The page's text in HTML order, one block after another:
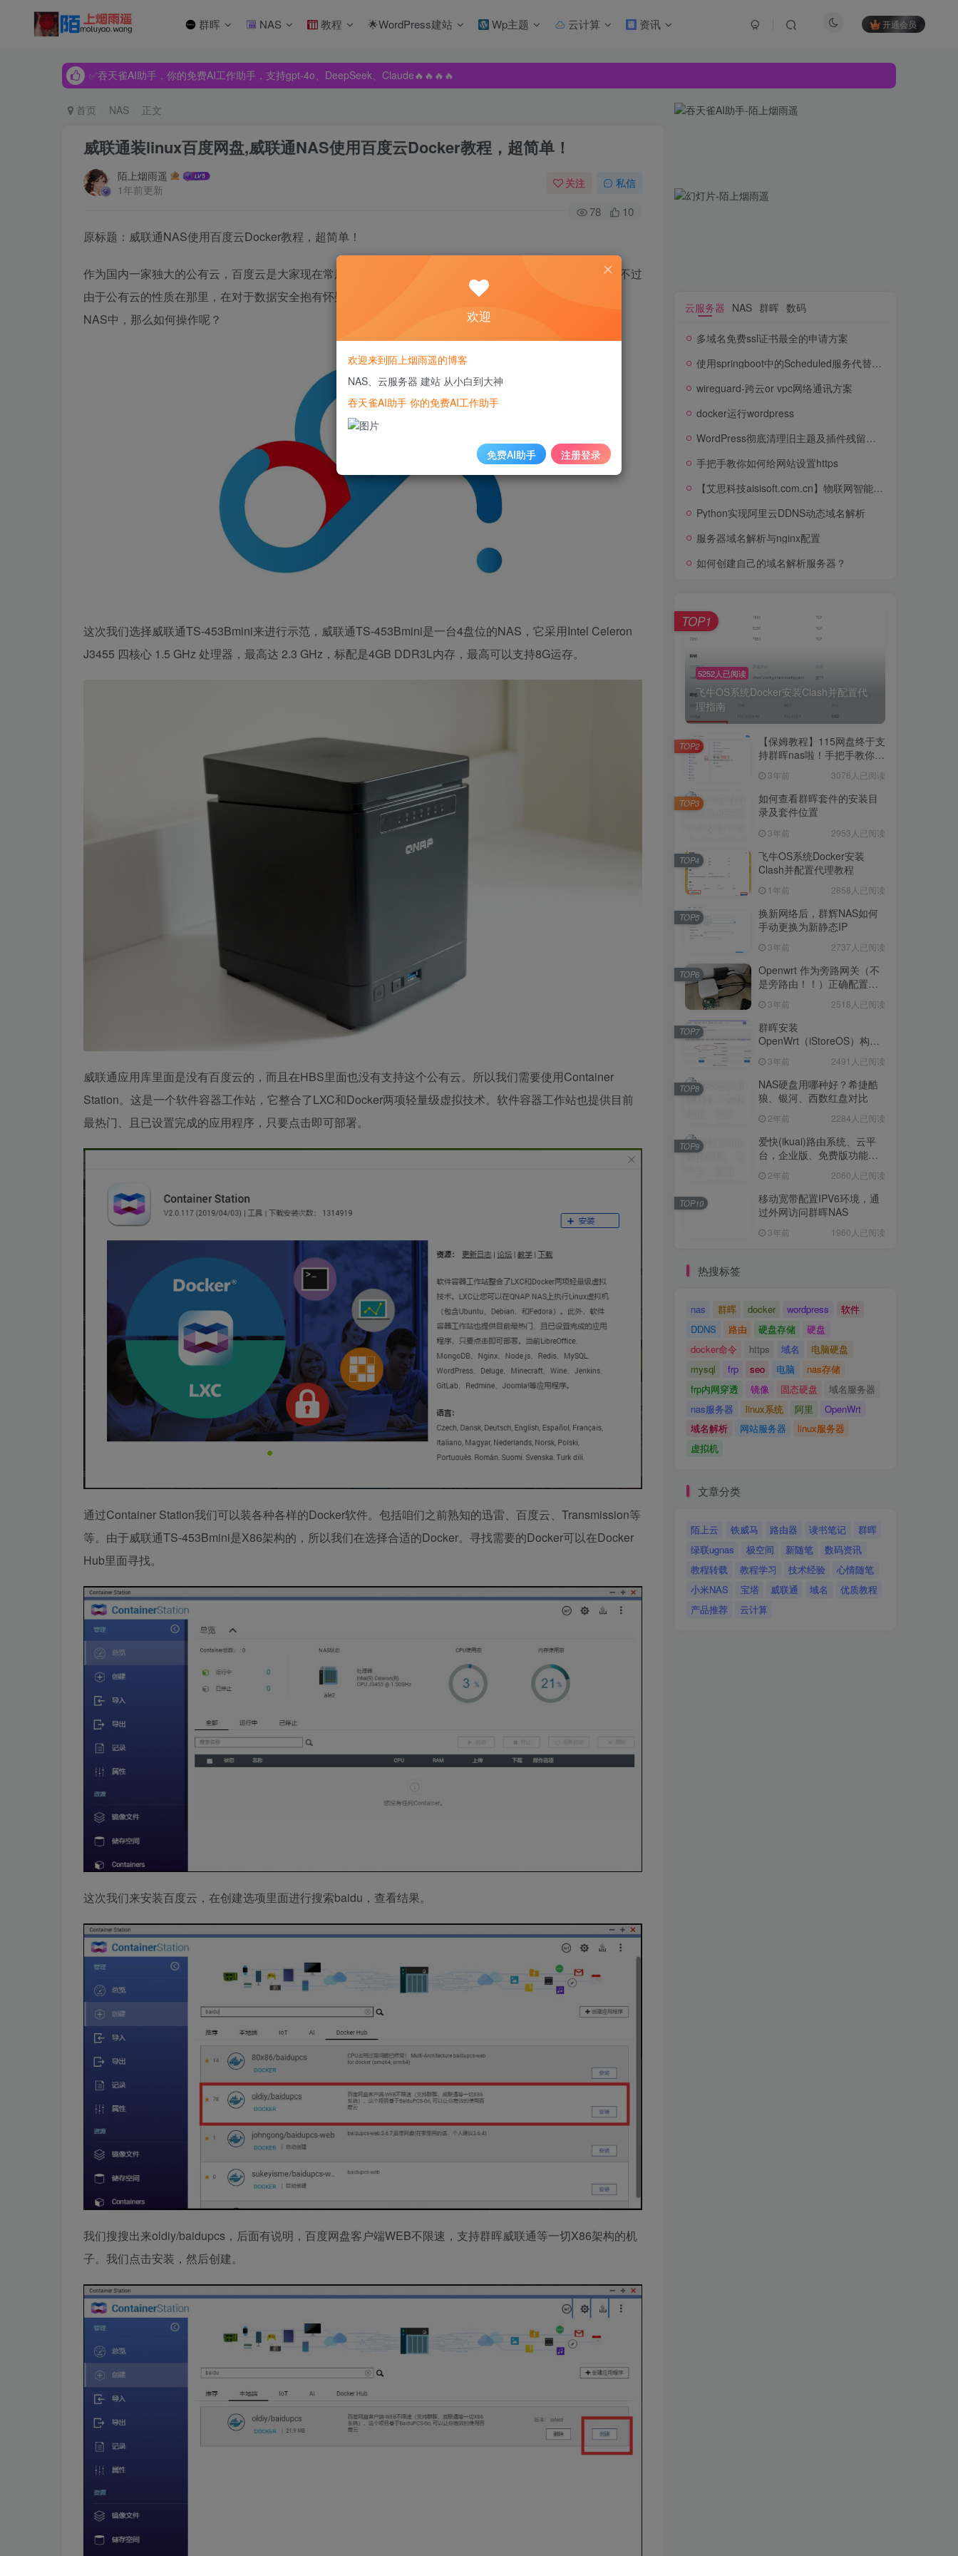
群晖 NAS 教程 🌟WordPress建站 Wp主题 云计算 资讯 开通会员
✅吞天雀AI助手，你的免费AI工作助手，支持gpt-4o、DeepSeek、Claude🔥🔥🔥🔥
✅吞天雀AI助手，你的免费AI工作助手，支持gpt-4o、DeepSeek、Claude🔥🔥🔥🔥
首页 NAS 正文
威联通装linux百度网盘,威联通NAS使用百度云Docker教程，超简单！
陌上烟雨遥
1年前更新
关注 私信
78 10
原标题：威联通NAS使用百度云Docker教程，超简单！
作为国内一家独大的公有云，百度云是大家现在常用的云存储了。相信很多人的资源都有一部分存在上面，不过
由于公有云的性质在那里，在对于数据安全抱有怀疑的情况下，很多NAS玩家就想把上面的资源导入到自己
NAS中，那么如何操作呢？
这次我们选择威联通TS-453Bmini来进行示范，威联通TS-453Bmini是一台4盘位的NAS，它采用Intel Celeron
J3455 四核心 1.5 GHz 处理器，最高达 2.3 GHz，标配是4GB DDR3L内存，最高可以支持8G运存。
威联通应用库里面是没有百度云的，而且在HBS里面也没有支持这个公有云。所以我们需要使用Container
Station。这是一个软件容器工作站，它整合了LXC和Docker两项轻量级虚拟技术。软件容器工作站也提供目前
最热门、且已设置完成的应用程序，只要点击即可部署。
通过Container Station我们可以装各种各样的Docker软件。包括咱们之前熟知的迅雷、百度云、Transmission等
等。由于威联通TS-453Bmini是X86架构的，所以我们在选择合适的Docker。寻找需要的Docker可以在Docker
Hub里面寻找。
这次我们来安装百度云，在创建选项里面进行搜索baidu，查看结果。
我们搜搜出来oldiy/baidupcs，后面有说明，百度网盘客户端WEB不限速，支持群晖威联通等一切X86架构的机
子。我们点击安装，然后创建。
云服务器 NAS 群晖 数码
多域名免费ssl证书最全的申请方案
使用springboot中的Scheduled服务代替服务器定时任务crontab，解决linux deploy无法使用定时任务的问题，实现域名动态解析DDNS
wireguard-跨云or vpc网络通讯方案
docker运行wordpress
WordPress彻底清理旧主题及插件残留的wp_options数据表
手把手教你如何给网站设置https
【艾思科技aisisoft.com.cn】物联网智能水族箱系统平台
Python实现阿里云DDNS动态域名解析
服务器域名解析与nginx配置
如何创建自己的域名解析服务器？
5252人已阅读
飞牛OS系统Docker安装Clash并配置代
理指南
TOP1
【保姆教程】115网盘终于支
持群晖nas啦！手把手教你群
盘！3年前 3076人已阅读
TOP2
如何查看群晖套件的安装目
录及套件位置
3年前 2953人已阅读
TOP3
飞牛OS系统Docker安装
Clash并配置代理教程
1年前 2858人已阅读
TOP4
换新网络后，群辉NAS如何
手动更换为新静态IP
3年前 2737人已阅读
TOP5
Openwrt 作为旁路网关（不
是旁路由！！）正确配置方
3年前 2518人已阅读
TOP6
群晖安装
OpenWrt（iStoreOS）构建
3年前 2491人已阅读
TOP7
NAS硬盘用哪种好？希捷酷
狼、银河、西数红盘对比
2年前 2284人已阅读
TOP8
爱快(ikuai)路由系统、云平
台，企业版、免费版功能对
2年前 2060人已阅读
TOP9
移动宽带配置IPV6环境，通
过外网访问群晖NAS
3年前 1960人已阅读
TOP10
热搜标签
nas 群晖 docker wordpress
软件
DDNS
路由 硬盘存储
硬盘
docker命令
https 域名
电脑硬盘
mysql
frp seo 电脑
nas存储
frp内网穿透
镜像 固态硬盘
域名服务器
nas服务器
linux系统 阿里
OpenWrt
域名解析
网站服务器
linux服务器
虚拟机
文章分类
陌上云 铁威马 路由器 读书笔记
群晖
绿联ugnas
极空间 新随笔
数码资讯
教程转载
教程学习 技术经验
心情随笔
小米NAS
宝塔 威联通 域名
优质教程
产品推荐
云计算
欢迎
欢迎来到陌上烟雨遥的博客
NAS、云服务器 建站 从小白到大神
吞天雀AI助手 你的免费AI工作助手
免费AI助手 注册登录